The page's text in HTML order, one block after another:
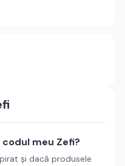
meu Zefi?
și dacă produsele